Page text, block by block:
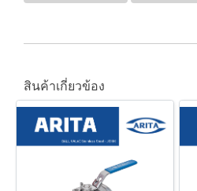
สินค้าเกี่ยวข้อง